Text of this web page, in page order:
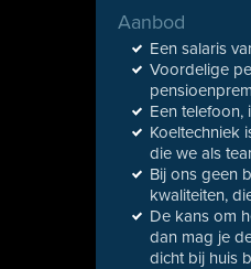
Aanbod
Een salaris
Voordelige
Een
Koeltechniek
die we als
Bij ons geen
kwaliteiten,
De kans om
dan mag je
dicht bij huis